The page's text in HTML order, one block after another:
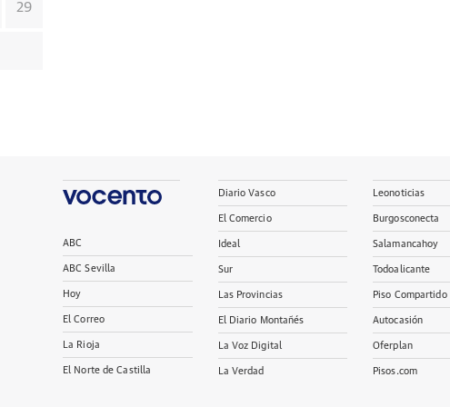
29
ABC
ABC Sevilla
Hoy
El Correo
La Rioja
El Norte de Castilla
Diario Vasco
El Comercio
Ideal
Sur
Las Provincias
El Diario Montañés
La Voz Digital
La Verdad
Leonoticias
Burgosconecta
Salamancahoy
Todoalicante
Piso Compartido
Autocasión
Oferplan
Pisos.com